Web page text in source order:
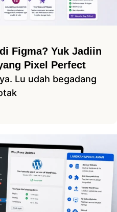
Figma? Yuk Jadiin
Pixel Perfect
Lu udah begadang